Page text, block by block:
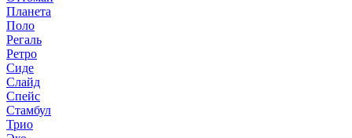
Планета
Поло
Регаль
Ретро
Сиде
Слайд
Спейс
Стамбул
Трио